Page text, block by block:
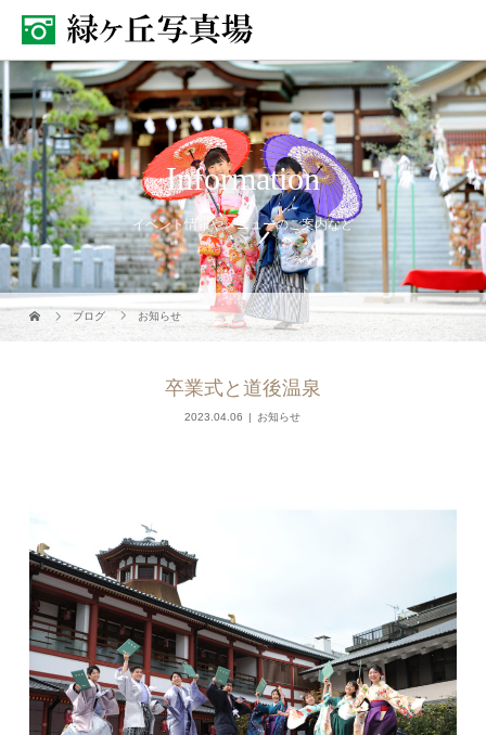
Information
イベント情報やメニューのご案内など
ブログ お知らせ
卒業式と道後温泉
2023.04.06 お知らせ